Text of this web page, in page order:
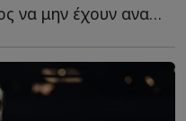
Μπορεί ακόμα οι Καβαλίερς να μην έχουν ανακοινώσει τ...